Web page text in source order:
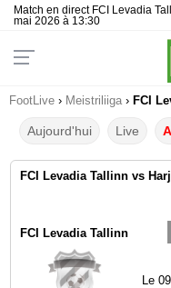
Match en direct FCI Levadia
mai 2026 à 13:30
FootLive › Meistriliiga › FCI
Aujourd'hui Live
FCI Levadia Tallinn vs
FCI Levadia Tallinn
Le